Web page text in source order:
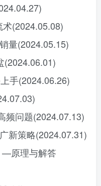
术(2024.05.08)
量(2024.05.15)
(2024.06.01)
手(2024.06.26)
频问题(2024.07.13)
新策略(2024.07.31)
—原理与解答